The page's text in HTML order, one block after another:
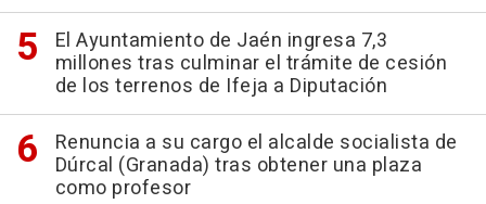
El Ayuntamiento de Jaén ingresa 7,3
millones tras culminar el trámite de cesión
de los terrenos de Ifeja a Diputación
Renuncia a su cargo el alcalde socialista de
Dúrcal (Granada) tras obtener una plaza
como profesor